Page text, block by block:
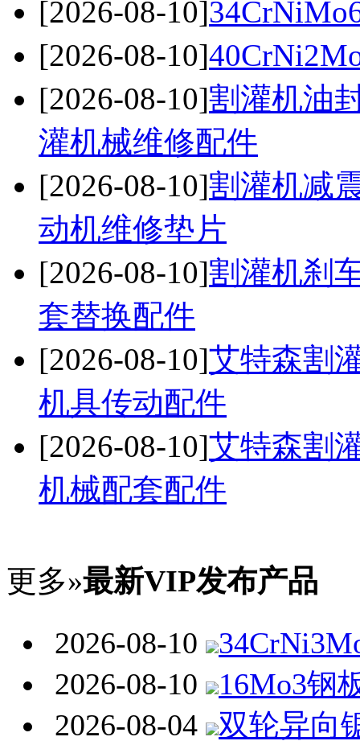
[2026-08-10]
[2026-08-10]
[2026-08-10]割灌机油
灌机械维修配件
[2026-08-10]割灌机减
动机维修垫片
[2026-08-10]割灌机刹
套替换配件
[2026-08-10]艾特森割
机具传动配件
[2026-08-10]艾特森割
机械配套配件
更多»最新VIP发布产品
2026-08-10
2026-08-10
16Mo3钢
2026-08-04
双轮异向